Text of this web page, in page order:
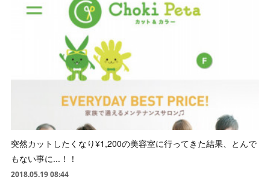
突然カットしたくなり¥1,200の美容室に行ってきた結果、とんで
もない事に...！！
2018.05.19 08:44